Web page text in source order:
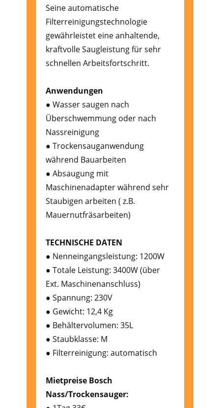
Seine automatische
Filterreinigungstechnologie
gewährleistet eine anhaltende,
kraftvolle Saugleistung für sehr
schnellen Arbeitsfortschritt.
Anwendungen
● Wasser saugen nach
Überschwemmung oder nach
Nassreinigung
● Trockensauganwendung
während Bauarbeiten
● Absaugung mit
Maschinenadapter während sehr
Staubigen arbeiten ( z.B.
Mauernutfräsarbeiten)
TECHNISCHE DATEN
● Nenneingangsleistung: 1200W
● Totale Leistung: 3400W (über
Ext. Maschinenanschluss)
● Spannung: 230V
● Gewicht: 12,4 Kg
● Behältervolumen: 35L
● Staubklasse: M
● Filterreinigung: automatisch
Mietpreise Bosch
Nass/Trockensauger: